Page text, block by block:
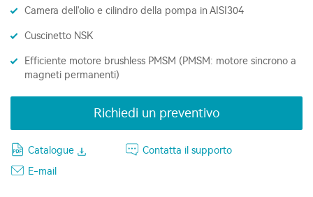
Camera dell'olio e cilindro della pompa in AISI304
Cuscinetto NSK
Efficiente motore brushless PMSM (PMSM: motore sincrono a
magneti permanenti)
Richiedi un preventivo
Catalogue
Contatta il supporto
E-mail